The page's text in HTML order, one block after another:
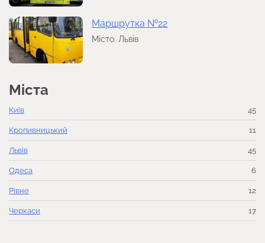
Маршрутка №22
Місто: Львів
Міста
Київ 45
Кропивницький 11
Львів 45
Одеса 6
Рівне 12
Черкаси 17